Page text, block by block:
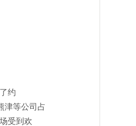
约
津等公司占
受到欢